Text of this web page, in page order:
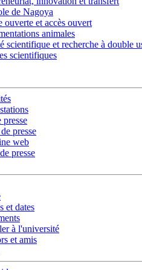
de Nagoya
ouverte et accès ouvert
animales
scientifique et recherche à double
scientifiques
presse
presse
web
presse
et dates
à l'université
et amis